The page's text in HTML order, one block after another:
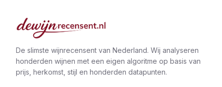
De slimste wijnrecensent van Nederland. Wij analyseren
honderden wijnen met een eigen algoritme op basis van
prijs, herkomst, stijl en honderden datapunten.